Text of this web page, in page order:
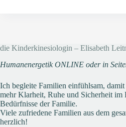
die Kinderkinesiologin – Elisabeth
Humanenergetik ONLINE oder in
Ich begleite Familien einfühlsam,
mehr Klarheit, Ruhe und Sicherheit
Bedürfnisse der Familie.
Viele zufriedene Familien aus dem
herzlich!